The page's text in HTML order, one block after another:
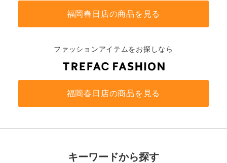
福岡春日店の商品を見る
ファッションアイテムをお探しなら
福岡春日店の商品を見る
キーワードから探す